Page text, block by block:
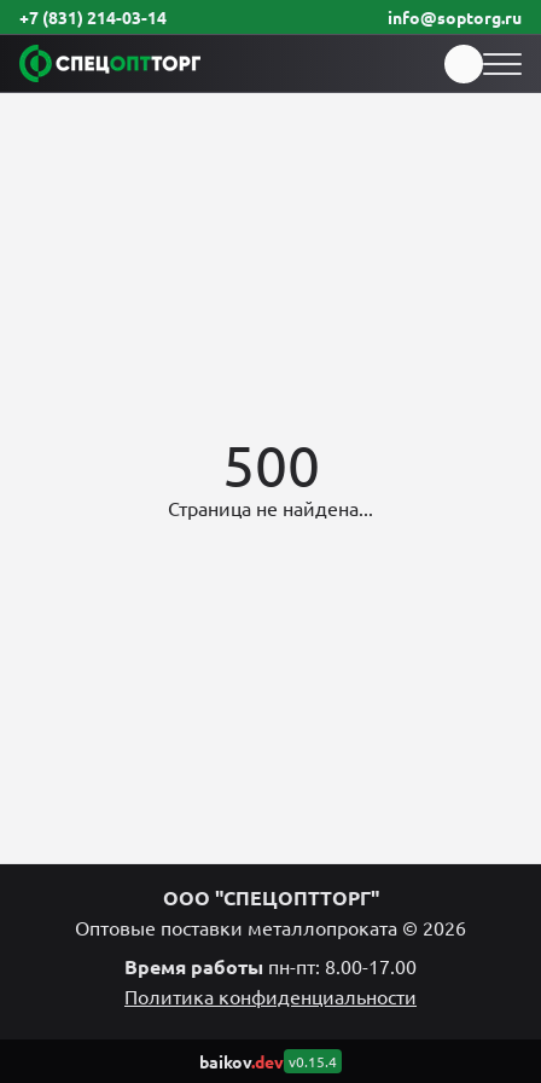
+7 (831) 214-03-14 info@soptorg.ru
500
Страница не найдена...
ООО "СПЕЦОПТТОРГ"
Оптовые поставки металлопроката © 2026
Время работы пн-пт: 8.00-17.00
Политика конфиденциальности
baikov.dev v0.15.4